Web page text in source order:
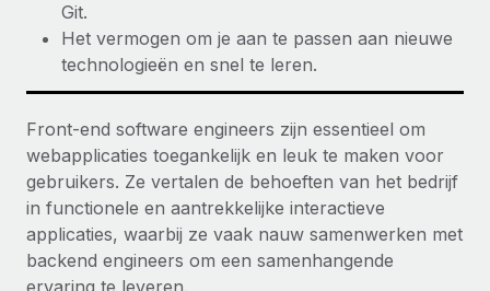
Git.
Het vermogen om je aan te passen aan nieuwe
technologieën en snel te leren.
Front-end software engineers zijn essentieel om
webapplicaties toegankelijk en leuk te maken voor
gebruikers. Ze vertalen de behoeften van het bedrijf
in functionele en aantrekkelijke interactieve
applicaties, waarbij ze vaak nauw samenwerken met
backend engineers om een samenhangende
ervaring te leveren.